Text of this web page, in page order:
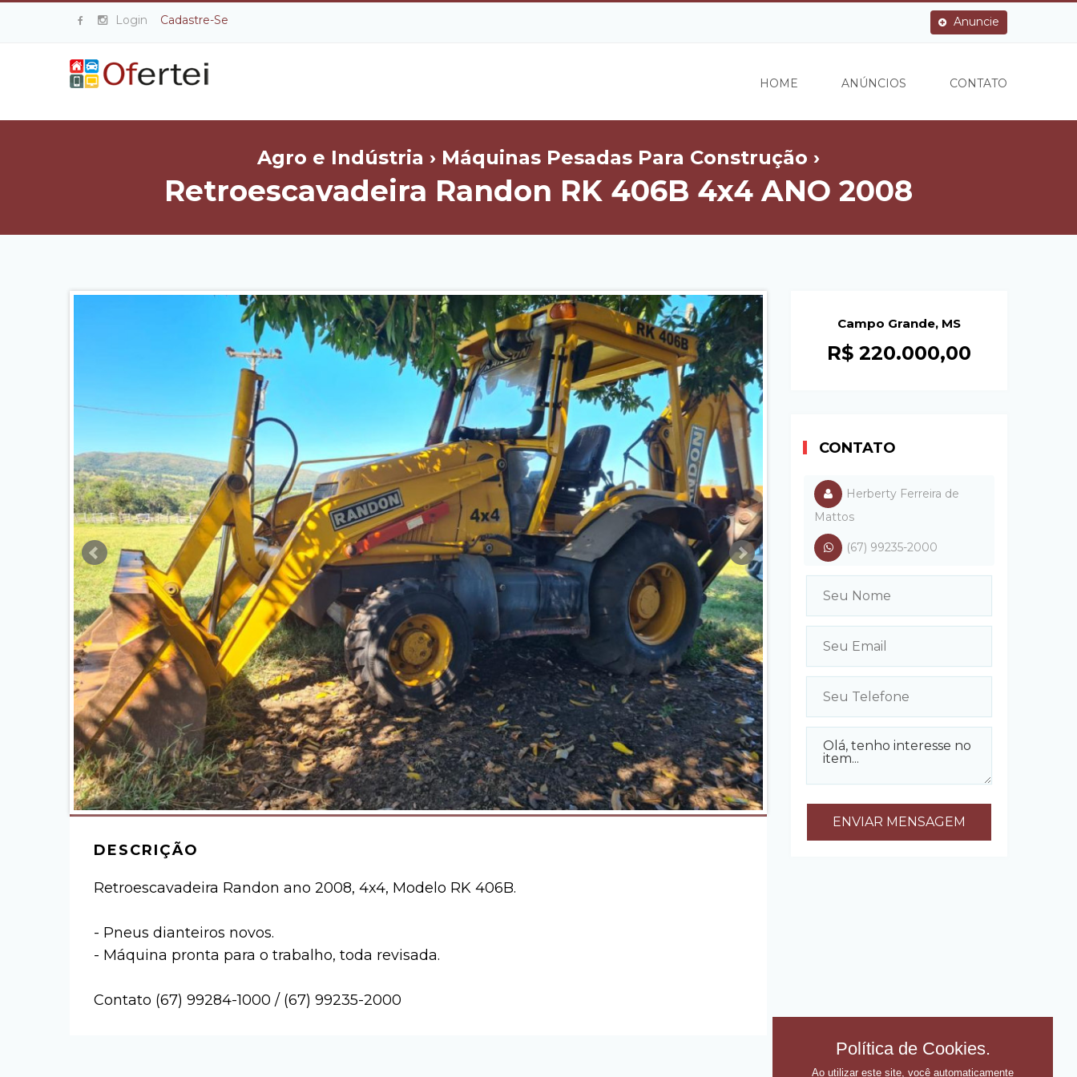
Login Cadastre-Se Anuncie
HOME ANÚNCIOS CONTATO
Agro e Indústria › Máquinas Pesadas Para Construção ›
Retroescavadeira Randon RK 406B 4x4 ANO 2008
DESCRIÇÃO
Retroescavadeira Randon ano 2008, 4x4, Modelo RK 406B.
- Pneus dianteiros novos.
- Máquina pronta para o trabalho, toda revisada.
Contato (67) 99284-1000 / (67) 99235-2000
Campo Grande, MS
R$ 220.000,00
CONTATO
Herberty Ferreira de
Mattos
(67) 99235-2000
Política de Cookies.
Ao utilizar este site, você automaticamente